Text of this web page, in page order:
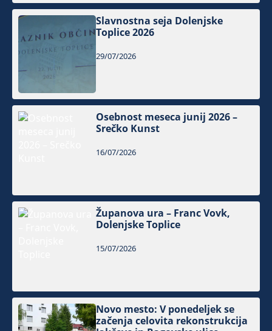
Slavnostna seja Dolenjske
Toplice 2026
29/07/2026
Osebnost meseca junij 2026 –
Srečko Kunst
16/07/2026
Županova ura – Franc Vovk,
Dolenjske Toplice
15/07/2026
Novo mesto: V ponedeljek se
začenja celovita rekonstrukcija